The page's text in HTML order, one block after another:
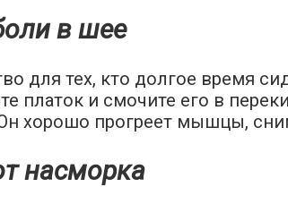
в шее
для тех, кто долгое время
платок и смочите его в
хорошо прогреет мышцы,
насморка